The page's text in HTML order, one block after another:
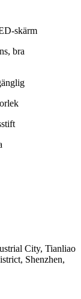
skärm
bra
City, Tianliao
Shenzhen,